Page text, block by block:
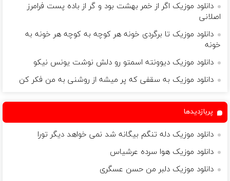
دانلود موزیک اگر از خمر بهشت بود و گر از باده پست فرامرز
اصلانی
دانلود موزیک تا برگردی خونه هر کوچه به کوچه هر خونه به
خونه
دانلود موزیک دیوونته اسمتو رو دلش نوشت یونس نیکو
دانلود موزیک به سقفی که پر میشه از روشنی به من فکر کن
پربازدیدها
دانلود موزیک دله تنگم بیگانه شد نمی خواهد دیگر تورا
دانلود موزیک هوا سرده عرشیاس
دانلود موزیک دلبر من حسن عسگری